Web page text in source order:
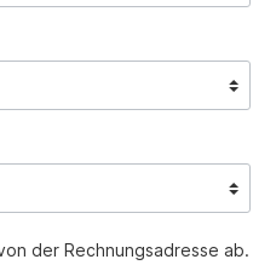
der Rechnungsadresse ab.